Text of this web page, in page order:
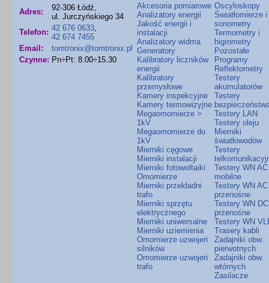
Adres:
92-306 Łódź,
ul. Jurczyńskiego 34
Telefon: 42 676 0633,
42 674 7455
Email:
tomtronix@tomtronix.pl
Czynne: Pn÷Pt: 8.00÷15.30
Akcesoria pomiarowe
Analizatory energii
Jakość energii i
instalacji
Analizatory widma
Generatory
Kalibratory liczników
energii
Kalibratory
przemysłowe
Kamery inspekcyjne
Kamery termowizyjne
Megaomomierze >
1kV
Megaomomierze do
1kV
Mierniki cęgowe
Mierniki instalacji
Mierniki fotowoltaiki
Omomierze
Mierniki przekładni
trafo
Mierniki sprzętu
elektrycznego
Mierniki uniwersalne
Mierniki uziemienia
Omomierze uzwojeń
silników
Omomierze uzwojeń
trafo
Oscyloskopy
Światłomierze i
sonometry
Termometry i
higrometry
Pozostałe
Programy
Reflektometry
Testery
akumulatorów
Testery
Testery LAN
Testery oleju
Mierniki
światłowodów
Testery
Testery WN AC
mobilne
Testery WN AC
przenośne
Testery WN DC
przenośne
Testery WN
Trasery kabli
Zadajniki obw.
pierwotnych
Zadajniki obw.
wtórnych
Zasilacze